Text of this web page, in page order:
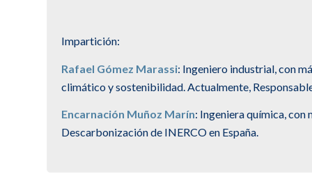
Impartición:
Rafael Gómez Marassi: Ingeniero industrial, con
climático y sostenibilidad. Actualmente,
Encarnación Muñoz Marín: Ingeniera química, con
Descarbonización de INERCO en España.